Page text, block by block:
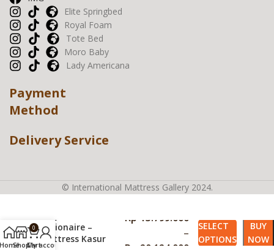
Elite Springbed
Royal Foam
Tote Bed
Moro Baby
Lady Americana
Payment
Method
Delivery Service
© International Mattress Gallery 2024.
Millionaire –
Mattress Kasur
Rp 13.799.000
–
SELECT
OPTIONS
BUY
NOW
Shop
0
Cart
My account